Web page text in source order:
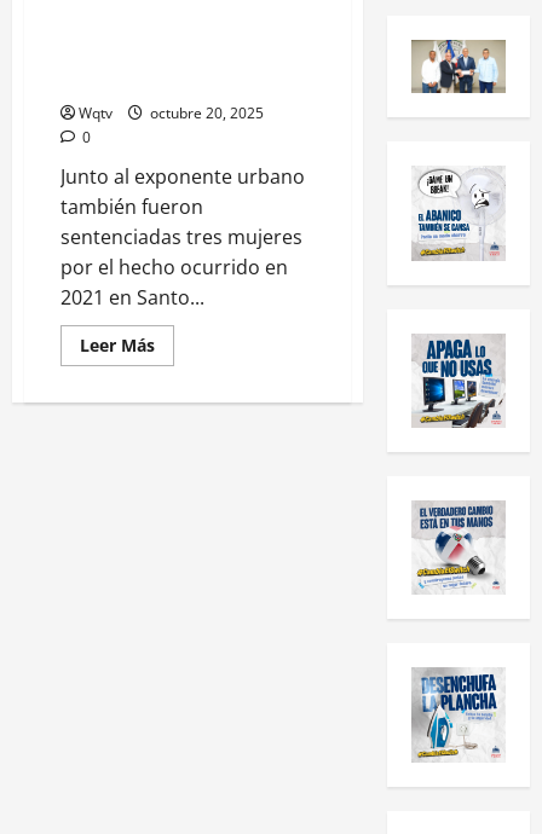
Wqtv
octubre 20, 2025
0
Junto al exponente urbano
también fueron
sentenciadas tres mujeres
por el hecho ocurrido en
2021 en Santo...
Leer Más